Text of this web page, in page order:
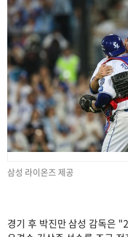
삼성 라이온즈 제공
경기 후 박진만 삼성 감독은